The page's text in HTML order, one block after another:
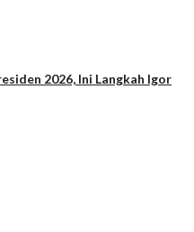
2026, Ini Langkah Igor